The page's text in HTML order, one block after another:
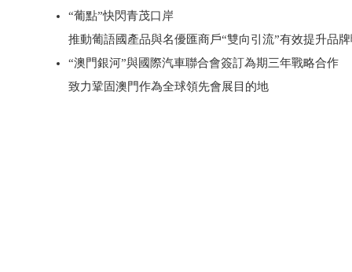
“葡點”快閃青茂口岸
推動葡語國產品與名優匯商戶“雙向引流”有效提升品
“澳門銀河”與國際汽車聯合會簽訂為期三年戰略合作
致力鞏固澳門作為全球領先會展目的地